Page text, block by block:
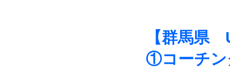
【群馬県
①コーチン